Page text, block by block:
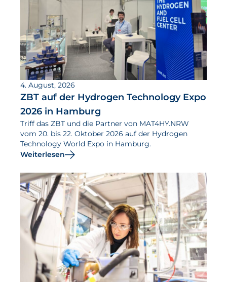
4. August, 2026
ZBT auf der Hydrogen Technology Expo
2026 in Hamburg
Triff das ZBT und die Partner von MAT4HY.NRW
vom 20. bis 22. Oktober 2026 auf der Hydrogen
Technology World Expo in Hamburg.
Weiterlesen